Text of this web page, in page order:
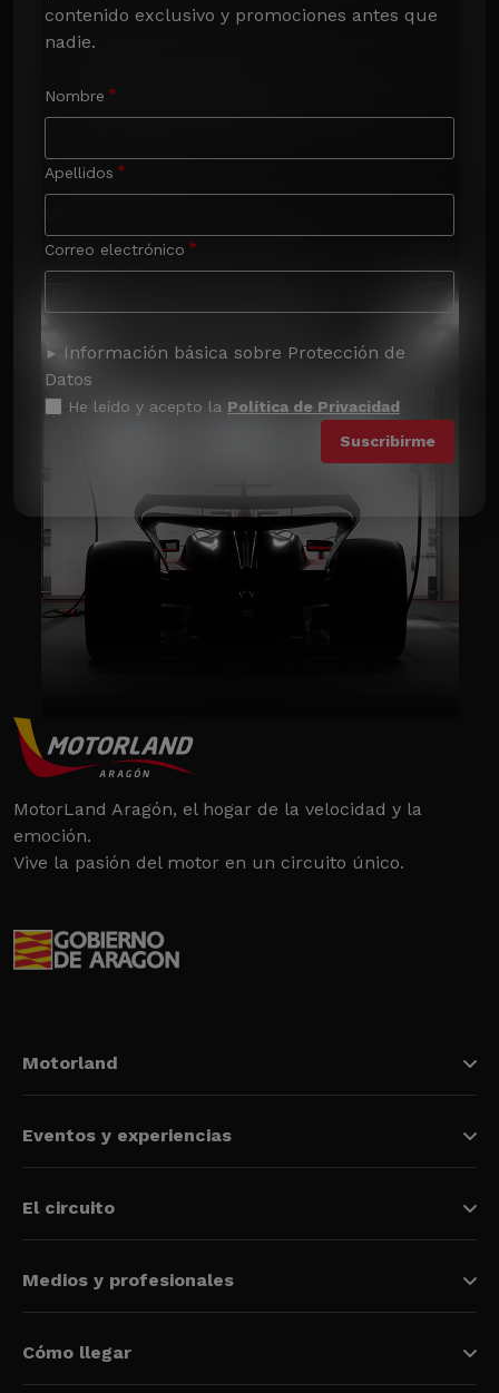
contenido exclusivo y promociones antes que
nadie.
Nombre
Apellidos
Correo electrónico
Información básica sobre Protección de
Datos
He leído y acepto la Política de Privacidad
MotorLand Aragón, el hogar de la velocidad y la
emoción.
Vive la pasión del motor en un circuito único.
Motorland
Eventos y experiencias
El circuito
Medios y profesionales
Cómo llegar